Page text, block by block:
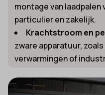
montage van laadpalen
particulier en zakelijk.
Krachtstroom en
zware apparatuur,
verwarmingen of